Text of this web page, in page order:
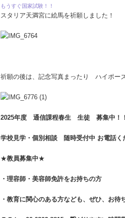
もうすぐ国家試験！！
スタリア天満宮に絵馬を祈願しました！
祈願の後は、記念写真まったり ハイポー
2025年度 通信課程春生 生徒 募集中！！
学校見学・個別相談 随時受付中 お電話く
★教員募集中★
・理容師・美容師免許をお持ちの方
・教育に関心のある方なども、 ぜひ、お待